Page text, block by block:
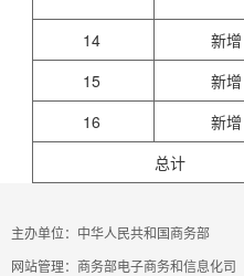
14 新增
15
新增
16
新增
总计
主办单位：中华人民共和国商务部
网站管理：商务部电子商务和信息化司